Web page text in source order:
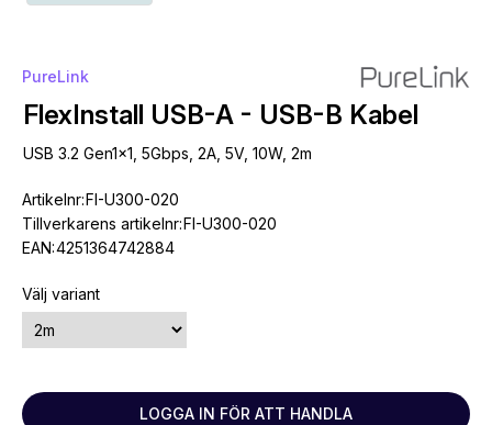
PureLink
FlexInstall USB-A - USB-B Kabel
USB 3.2 Gen1x1, 5Gbps, 2A, 5V, 10W, 2m
Artikelnr:FI-U300-020
Tillverkarens artikelnr:FI-U300-020
EAN:4251364742884
Välj variant
LOGGA IN FÖR ATT HANDLA